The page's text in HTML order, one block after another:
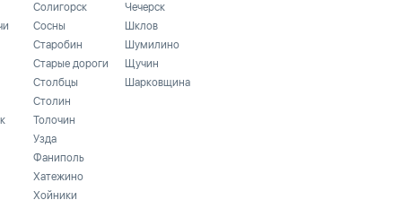
Солигорск
Сосны
Старобин
Старые дороги
Столбцы
Столин
Толочин
Узда
Фаниполь
Хатежино
Хойники
Чечерск
Шклов
Шумилино
Щучин
Шарковщина